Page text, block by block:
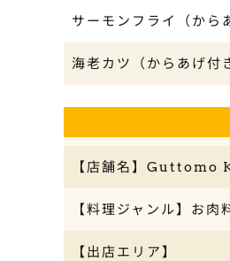
サーモンフライ（か
海老カツ（からあげ
【店舗名】Guttomo
【料理ジャンル】お肉
【出店エリア】